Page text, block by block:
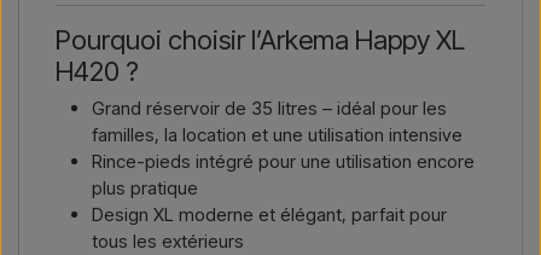
Pourquoi choisir l’Arkema Happy XL
H420 ?
Grand réservoir de 35 litres – idéal pour les
familles, la location et une utilisation intensive
Rince-pieds intégré pour une utilisation encore
plus pratique
Design XL moderne et élégant, parfait pour
tous les extérieurs